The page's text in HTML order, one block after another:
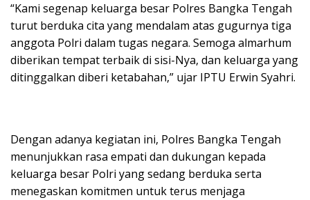
“Kami segenap keluarga besar Polres Bangka Tengah
turut berduka cita yang mendalam atas gugurnya tiga
anggota Polri dalam tugas negara. Semoga almarhum
diberikan tempat terbaik di sisi-Nya, dan keluarga yang
ditinggalkan diberi ketabahan,” ujar IPTU Erwin Syahri.
Dengan adanya kegiatan ini, Polres Bangka Tengah
menunjukkan rasa empati dan dukungan kepada
keluarga besar Polri yang sedang berduka serta
menegaskan komitmen untuk terus menjaga